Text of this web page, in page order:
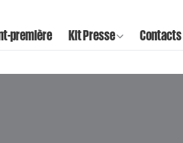
première Kit Presse Contacts